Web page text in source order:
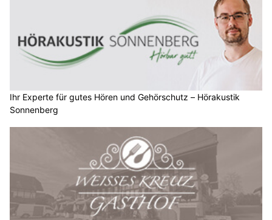
Ihr Experte für gutes Hören und Gehörschutz – Hörakustik
Sonnenberg